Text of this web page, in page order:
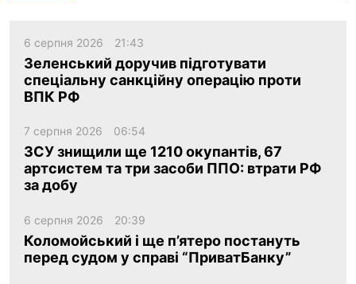
6 серпня 2026 21:43
Зеленський доручив підготувати
спеціальну санкційну операцію проти
ВПК РФ
7 серпня 2026 06:54
ЗСУ знищили ще 1210 окупантів, 67
артсистем та три засоби ППО: втрати РФ
за добу
6 серпня 2026 20:39
Коломойський і ще п’ятеро постануть
перед судом у справі “ПриватБанку”